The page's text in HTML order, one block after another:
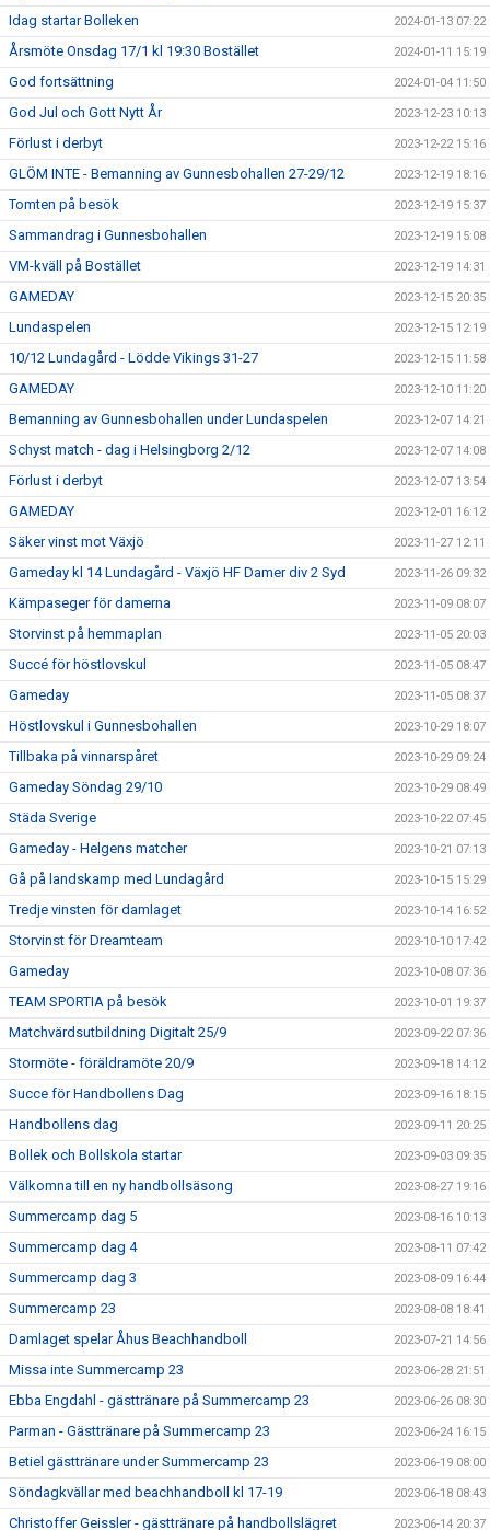
Idag startar Bolleken 2024-01-13 07:22
Årsmöte Onsdag 17/1 kl 19:30 Bostället 2024-01-11 15:19
God fortsättning 2024-01-04 11:50
God Jul och Gott Nytt År 2023-12-23 10:13
Förlust i derbyt 2023-12-22 15:16
GLÖM INTE - Bemanning av Gunnesbohallen 27-29/12 2023-12-19 18:16
Tomten på besök 2023-12-19 15:37
Sammandrag i Gunnesbohallen 2023-12-19 15:08
VM-kväll på Bostället 2023-12-19 14:31
GAMEDAY 2023-12-15 20:35
Lundaspelen 2023-12-15 12:19
10/12 Lundagård - Lödde Vikings 31-27 2023-12-15 11:58
GAMEDAY 2023-12-10 11:20
Bemanning av Gunnesbohallen under Lundaspelen 2023-12-07 14:21
Schyst match - dag i Helsingborg 2/12 2023-12-07 14:08
Förlust i derbyt 2023-12-07 13:54
GAMEDAY 2023-12-01 16:12
Säker vinst mot Växjö 2023-11-27 12:11
Gameday kl 14 Lundagård - Växjö HF Damer div 2 Syd 2023-11-26 09:32
Kämpaseger för damerna 2023-11-09 08:07
Storvinst på hemmaplan 2023-11-05 20:03
Succé för höstlovskul 2023-11-05 08:47
Gameday 2023-11-05 08:37
Höstlovskul i Gunnesbohallen 2023-10-29 18:07
Tillbaka på vinnarspåret 2023-10-29 09:24
Gameday Söndag 29/10 2023-10-29 08:49
Städa Sverige 2023-10-22 07:45
Gameday - Helgens matcher 2023-10-21 07:13
Gå på landskamp med Lundagård 2023-10-15 15:29
Tredje vinsten för damlaget 2023-10-14 16:52
Storvinst för Dreamteam 2023-10-10 17:42
Gameday 2023-10-08 07:36
TEAM SPORTIA på besök 2023-10-01 19:37
Matchvärdsutbildning Digitalt 25/9 2023-09-22 07:36
Stormöte - föräldramöte 20/9 2023-09-18 14:12
Succe för Handbollens Dag 2023-09-16 18:15
Handbollens dag 2023-09-11 20:25
Bollek och Bollskola startar 2023-09-03 09:35
Välkomna till en ny handbollsäsong 2023-08-27 19:16
Summercamp dag 5 2023-08-16 10:13
Summercamp dag 4 2023-08-11 07:42
Summercamp dag 3 2023-08-09 16:44
Summercamp 23 2023-08-08 18:41
Damlaget spelar Åhus Beachhandboll 2023-07-21 14:56
Missa inte Summercamp 23 2023-06-28 21:51
Ebba Engdahl - gästtränare på Summercamp 23 2023-06-26 08:30
Parman - Gästtränare på Summercamp 23 2023-06-24 16:15
Betiel gästtränare under Summercamp 23 2023-06-19 08:00
Söndagkvällar med beachhandboll kl 17-19 2023-06-18 08:43
Christoffer Geissler - gästtränare på handbollslägret 2023-06-14 20:37